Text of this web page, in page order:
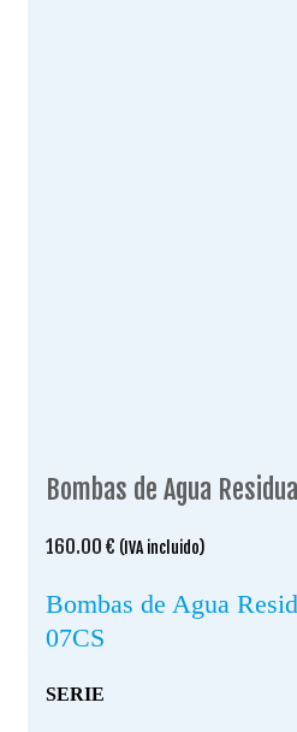
Bombas de Agua
160.00 € (IVA incluido)
Bombas de Agua
07CS
SERIE